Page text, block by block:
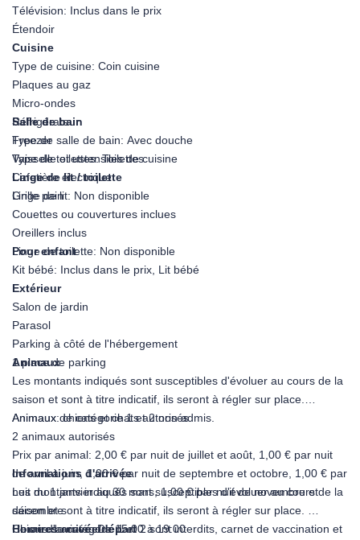
Télévision: Inclus dans le prix
Étendoir
Cuisine
Type de cuisine: Coin cuisine
Plaques au gaz
Micro-ondes
Réfrigérateur
Freezer
Vaisselle et ustensiles de cuisine
Cafetière électrique
Grille pain
Salle de bain
Type de salle de bain: Avec douche
Type de toilettes: Toilettes
Linge de lit / toilette
Linge de lit: Non disponible
Couettes ou couvertures inclues
Oreillers inclus
Linge de toilette: Non disponible
Pour enfant
Kit bébé: Inclus dans le prix, Lit bébé
Extérieur
Salon de jardin
Parasol
Parking à côté de l'hébergement
1 place de parking
Animaux
Les montants indiqués sont susceptibles d'évoluer au cours de la
saison et sont à titre indicatif, ils seront à régler sur place.
Animaux de catégorie 1 et 2 non admis.
Animaux: chiens et chats autorisés
2 animaux autorisés
Prix par animal: 2,00 € par nuit de juillet et août, 1,00 € par nuit
de avril à juin, 1,00 € par nuit de septembre et octobre, 1,00 € par
nuit du 1 janvier au 30 mars, 1,00 € par nuit de novembre et
décembre
Chiens de catégorie 1 et 2 sont interdits, carnet de vaccination et
Informations d'arrivée
Les montants indiqués sont susceptibles d'évoluer au cours de la
saison et sont à titre indicatif, ils seront à régler sur place.
Horaires arrivée/départ
Heure d'arrivée: De 15:00 à 19:00